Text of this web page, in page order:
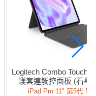
Logitech Combo Touch
護套連觸控面板 (石墨
012767
iPad Pro 11" 第5代